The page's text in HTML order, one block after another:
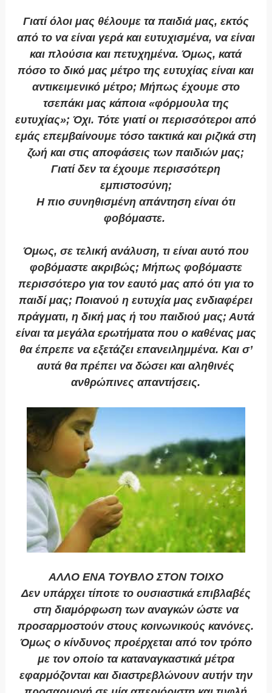
Γιατί όλοι μας θέλουμε τα παιδιά μας, εκτός
από το να είναι γερά και ευτυχισμένα, να είναι
και πλούσια και πετυχημένα. Όμως, κατά
πόσο το δικό μας μέτρο της ευτυχίας είναι και
αντικειμενικό μέτρο; Μήπως έχουμε στο
τσεπάκι μας κάποια «φόρμουλα της
ευτυχίας»; Όχι. Τότε γιατί οι περισσότεροι από
εμάς επεμβαίνουμε τόσο τακτικά και ριζικά στη
ζωή και στις αποφάσεις των παιδιών μας;
Γιατί δεν τα έχουμε περισσότερη
εμπιστοσύνη;
Η πιο συνηθισμένη απάντηση είναι ότι
φοβόμαστε.
Όμως, σε τελική ανάλυση, τι είναι αυτό που
φοβόμαστε ακριβώς; Μήπως φοβόμαστε
περισσότερο για τον εαυτό μας από ότι για το
παιδί μας; Ποιανού η ευτυχία μας ενδιαφέρει
πράγματι, η δική μας ή του παιδιού μας; Αυτά
είναι τα μεγάλα ερωτήματα που ο καθένας μας
θα έπρεπε να εξετάζει επανειλημμένα. Και σ’
αυτά θα πρέπει να δώσει και αληθινές
ανθρώπινες απαντήσεις.
ΑΛΛΟ ΕΝΑ ΤΟΥΒΛΟ ΣΤΟΝ ΤΟΙΧΟ
Δεν υπάρχει τίποτε το ουσιαστικά επιβλαβές
στη διαμόρφωση των αναγκών ώστε να
προσαρμοστούν στους κοινωνικούς κανόνες.
Όμως ο κίνδυνος προέρχεται από τον τρόπο
με τον οποίο τα καταναγκαστικά μέτρα
εφαρμόζονται και διαστρεβλώνουν αυτήν την